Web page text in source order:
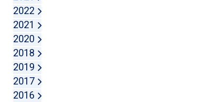
2022
2021
2020
2018
2019
2017
2016